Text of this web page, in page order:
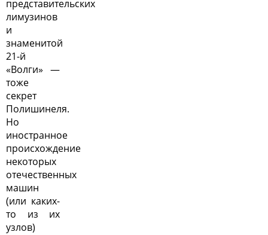
представительских
лимузинов
и
знаменитой
21-й
«Волги» —
тоже
секрет
Полишинеля.
Но
иностранное
происхождение
некоторых
отечественных
машин
(или каких-
то из их
узлов)